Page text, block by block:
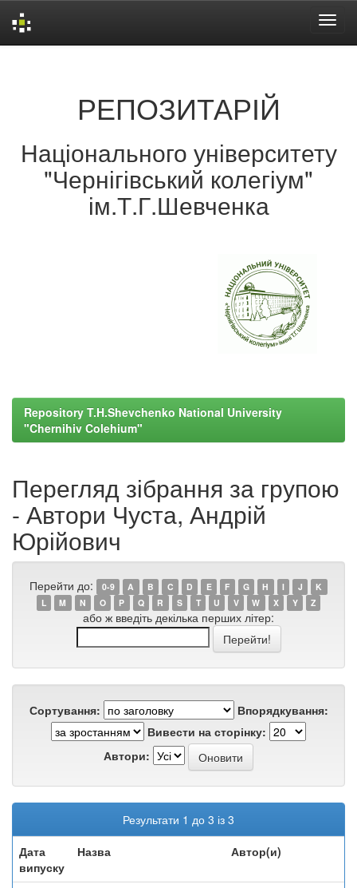
РЕПОЗИТАРІЙ
Національного університету
"Чернігівський колегіум"
ім.Т.Г.Шевченка
Repository T.H.Shevchenko National University
"Chernihiv Colehium"
Перегляд зібрання за групою
- Автори Чуста, Андрій
Юрійович
Перейти до: 0-9 A B C D E F G H I J
K
L
M N O P Q R S T U V W X Y Z
або ж введіть декілька перших літер:
Сортування:
Впорядкування:
Вивести на сторінку:
Автори:
Результати 1 до 3 із 3
Дата
випуску
Назва Автор(и)